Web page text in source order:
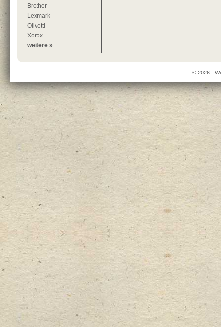
Brother
Lexmark
Olivetti
Xerox
weitere »
© 2026 -